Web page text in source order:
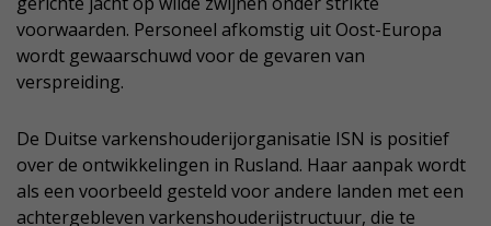
voorwaarden. Personeel afkomstig uit Oost-Europa
wordt gewaarschuwd voor de gevaren van
verspreiding.
De Duitse varkenshouderijorganisatie ISN is positief
over de ontwikkelingen in Rusland. Haar aanpak wordt
als een voorbeeld gesteld voor andere landen met een
achtergebleven varkenshouderijstructuur, die te